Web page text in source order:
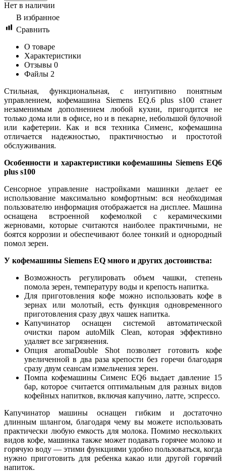
Нет в наличии
В избранное
Сравнить
О товаре
Характеристики
Отзывы 0
Файлы 2
Стильная, функциональная, с интуитивно понятным
управлением, кофемашина Siemens EQ.6 plus s100 станет
незаменимым дополнением любой кухни, пригодится не
только дома или в офисе, но и в пекарне, небольшой булочной
или кафетерии. Как и вся техника Сименс, кофемашина
отличается надежностью, практичностью и простотой
обслуживания.
Особенности и характеристики кофемашины Siemens EQ6
plus s100
Сенсорное управление настройками машинки делает ее
использование максимально комфортным: вся необходимая
пользователю информация отображается на дисплее. Машина
оснащена встроенной кофемолкой с керамическими
жерновами, которые считаются наиболее практичными, не
боятся коррозии и обеспечивают более тонкий и однородный
помол зерен.
У кофемашины Siemens EQ много и других достоинства:
Возможность регулировать объем чашки, степень
помола зерен, температуру воды и крепость напитка.
Для приготовления кофе можно использовать кофе в
зернах или молотый, есть функция одновременного
приготовления сразу двух чашек напитка.
Капучинатор оснащен системой автоматической
очистки паром autoMilk Clean, которая эффективно
удаляет все загрязнения.
Опция aromaDouble Shot позволяет готовить кофе
увеличенной в два раза крепости без горечи благодаря
сразу двум сеансам измельчения зерен.
Помпа кофемашины Сименс EQ6 выдает давление 15
бар, которое считается оптимальным для разных видов
кофейных напитков, включая капучино, латте, эспрессо.
Капучинатор машины оснащен гибким и достаточно
длинным шлангом, благодаря чему вы можете использовать
практически любую емкость для молока. Помимо нескольких
видов кофе, машинка также может подавать горячее молоко и
горячую воду — этими функциями удобно пользоваться, когда
нужно приготовить для ребенка какао или другой горячий
напиток.